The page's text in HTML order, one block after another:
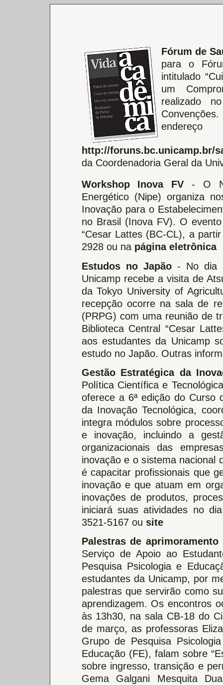
Fórum de
para o
intitulado
um
realizado
http://foruns.bc.unicamp.br/
da Coordenadoria Geral da
Workshop Inova FV- O
Energético (Nipe) organiza
Inovação para o
no Brasil (Inova FV). O
“Cesar Lattes (BC-CL), a
2928 ou na página eletrônica
Estudos no Japão- No dia
Unicamp recebe a visita de
da Tokyo University of
recepção ocorre na sala de
(PRPG) com uma reunião de
Biblioteca Central “Cesar
aos estudantes da Unicamp
estudo no Japão. Outras
Gestão Estratégica da
Política Científica e
oferece a 6ª edição do Curso
da Inovação Tecnológica,
integra módulos sobre
e inovação, incluindo a
organizacionais das
inovação e o sistema nacional
é capacitar profissionais que
inovação e que atuam em
inovações de produtos,
iniciará suas atividades no
3521-5167 ou site
Palestras de aprimoramento
Serviço de Apoio ao
Pesquisa Psicologia e
estudantes da Unicamp, por
palestras que servirão como
aprendizagem. Os encontros
às 13h30, na sala CB-18 do
de março, as professoras
Grupo de Pesquisa
Educação (FE), falam sobre
sobre ingresso, transição e
Gema Galgani Mesquita